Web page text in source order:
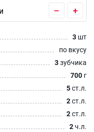
– +
3 шт
по вкусу
3зубчика
700 г
5ст.л.
2ст.л.
2ст.л.
2ч.л.